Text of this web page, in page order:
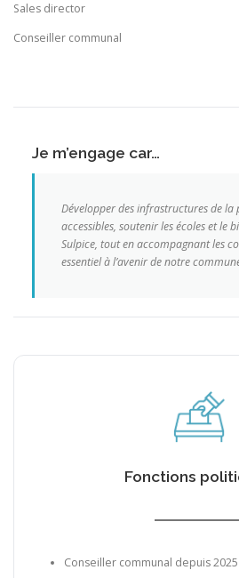
Sales director
Conseiller communal
Je m’engage car…
Développer des infrastructures de la
accessibles, soutenir les écoles et le
Sulpice, tout en accompagnant les
essentiel à l’avenir de notre
Fonctions
Conseiller communal depuis 2025